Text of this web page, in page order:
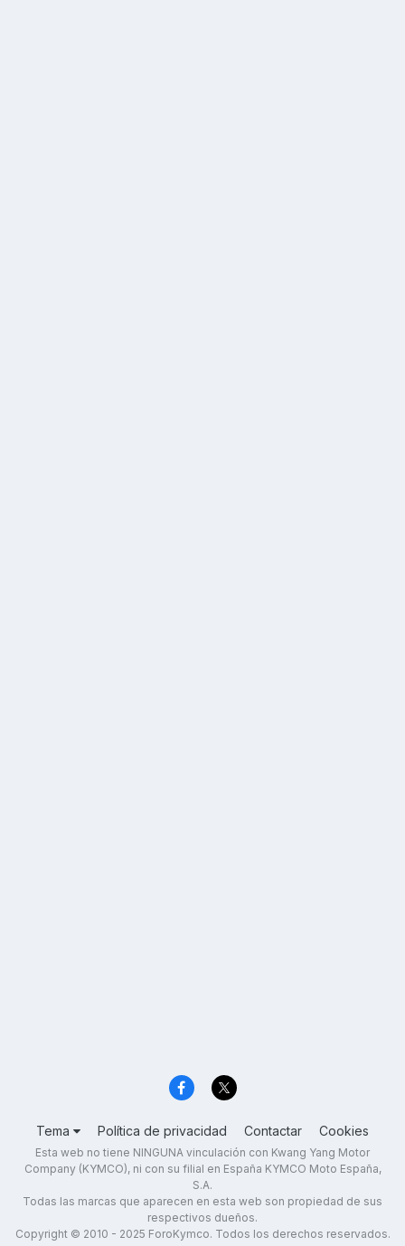
Tema Política de privacidad Contactar Cookies
Esta web no tiene NINGUNA vinculación con Kwang Yang Motor
Company (KYMCO), ni con su filial en España KYMCO Moto España,
S.A.
Todas las marcas que aparecen en esta web son propiedad de sus
respectivos dueños.
Copyright © 2010 - 2025 ForoKymco. Todos los derechos reservados.